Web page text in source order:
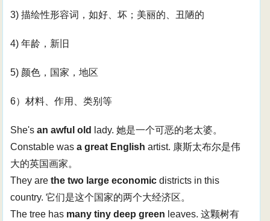
3) 描绘性形容词，如好、坏；美丽的、丑陋的
4) 年龄，新旧
5) 颜色，国家，地区
6）材料、作用、类别等
She'san awful old
lady. 她是一个可恶的老太婆。
Constable wasa great English artist. 康斯太布尔是伟
大的英国画家。
They arethe two large economic districts in this
country. 它们是这个国家的两个大经济区。
The tree has many tiny deep green leaves. 这颗树有